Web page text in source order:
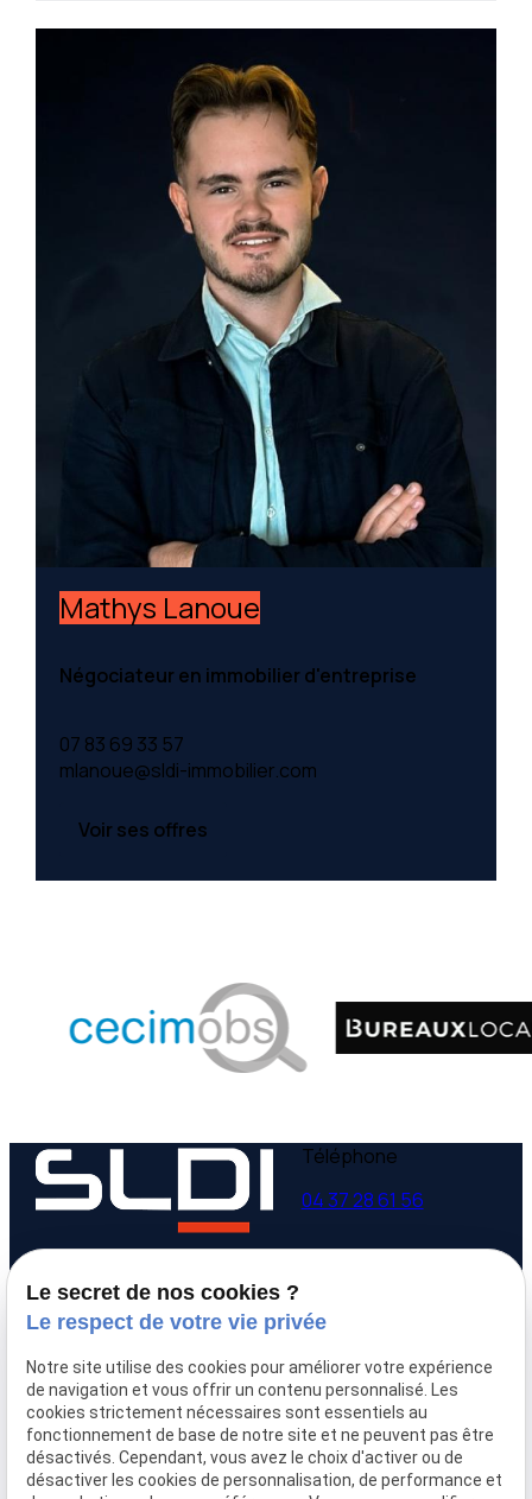
Mathys Lanoue
Négociateur en immobilier d'entreprise
07 83 69 33 57
mlanoue@sldi-immobilier.com
Voir ses offres
Téléphone
04 37 28 61 56
9 avenue Victor Hugo
69160 Tassin la Demi-
Lune
Lundi - Vendredi
18:00
Accueil
Qui sommes-nous
Nos biens
Le secret de nos cookies ?
Le respect de votre vie privée
Notre site utilise des cookies pour améliorer votre expérience
de navigation et vous offrir un contenu personnalisé. Les
cookies strictement nécessaires sont essentiels au
fonctionnement de base de notre site et ne peuvent pas être
désactivés. Cependant, vous avez le choix d'activer ou de
désactiver les cookies de personnalisation, de performance et